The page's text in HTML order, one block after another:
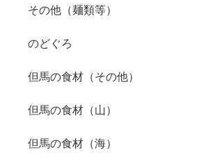
その他（麺類等）
のどぐろ
但馬の食材（その他）
但馬の食材（山）
但馬の食材（海）